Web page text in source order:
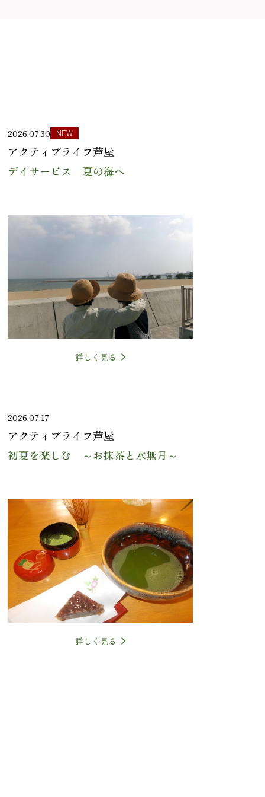
2026.07.30 NEW
アクティブライフ芦屋
デイサービス 夏の海へ
詳しく見る
2026.07.17
アクティブライフ芦屋
初夏を楽しむ ～お抹茶と水無月～
詳しく見る